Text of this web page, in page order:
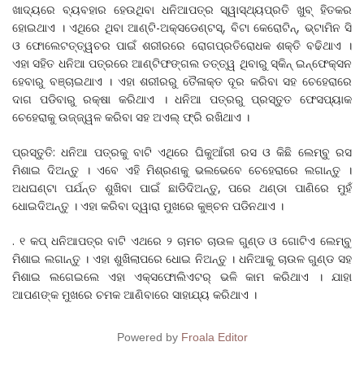
ଖାଦ୍ୟରେ ବ୍ୟବହାର ହେଉଥିବା ଧନିଆପତ୍ର ସ୍ୱାସ୍ଥ୍ୟପ୍ରତି ଖୁବ୍ ହିତକର
ହୋଇଥାଏ । ଏଥିରେ ଥିବା ଆଣ୍ଟି-ଅକ୍ସଡେଣ୍ଟସ୍, ବିଟା କେରୋଟିନ୍, ଭ୍ଟାମିନ ସି
ଓ ଫୋଲେଟତ୍ତ୍ୱଚର ପାଇଁ ଶରୀରରେ ରୋଗପ୍ରତିରୋଧକ ଶକ୍ତି ବଢିଥାଏ ।
ଏହା ସହିତ ଧନିଆ ପତ୍ରରେ ଆଣ୍ଟିଫଙ୍ଗଲ ତତ୍ତ୍ୱ ଥିବାରୁ ସ୍କିନ୍ ଇନ୍ଫେକ୍ସନ
ହେବାରୁ ବଞ୍ଚାଇଥାଏ । ଏହା ଶରୀରରୁ ତୈଳାକ୍ତ ଦୂର କରିବା ସହ ଚେହେରାରେ
ଦାଗ ପଡିବାରୁ ରକ୍ଷା କରିଥାଏ । ଧନିଆ ପତ୍ରରୁ ପ୍ରସ୍ତୁତ ଫେସପ୍ୟାକ
ଚେହେରାକୁ ଉଜ୍ଜ୍ୱଳ କରିବା ସହ ଅଏଲ୍ ଫ୍ରି ରଖିଥାଏ ।
ପ୍ରସ୍ତୁତି: ଧନିଆ ପତ୍ରକୁ ବାଟି ଏଥିରେ ଘିକୁଆଁରୀ ରସ ଓ କିଛି ଲେମ୍ବୁ ରସ
ମିଶାଇ ଦିଅନ୍ତୁ । ଏବେ ଏହି ମିଶ୍ରଣକୁ ଭଲଭେବେ ଚେହେରାରେ ଲଗାନ୍ତୁ ।
ଅଧଘଣ୍ଟା ପର୍ଯନ୍ତ ଶୁଖିବା ପାଇଁ ଛାଡିଦିଅନ୍ତୁ, ପରେ ଥଣ୍ଡା ପାଣିରେ ମୁହଁ
ଧୋଇଦିଅନ୍ତୁ । ଏହା କରିବା ଦ୍ୱାରା ମୁଖରେ କୁଞ୍ଚନ ପଡିନଥାଏ ।
. ୧ କପ୍ ଧନିଆପତ୍ର ବାଟି ଏଥରେ ୨ ଚାମଚ ଚାଉଳ ଗୁଣ୍ଡ ଓ ଗୋଟିଏ ଲେମ୍ବୁ
ମିଶାଇ ଲଗାନ୍ତୁ । ଏହା ଶୁଖିଲାପରେ ଧୋଇ ନିଅନ୍ତୁ । ଧନିଆକୁ ଚାଉଳ ଗୁଣ୍ଡ ସହ
ମିଶାଇ ଲଗେଇଲେ ଏହା ଏକ୍ସଫୋଲିଏଟର୍ ଭଳି କାମ କରିଥାଏ । ଯାହା
ଆପଣଙ୍କ ମୁଖରେ ଚମକ ଆଣିବାରେ ସାହାଯ୍ୟ କରିଥାଏ ।
Powered by Froala Editor